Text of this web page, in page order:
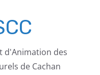
d'Animation des
de Cachan